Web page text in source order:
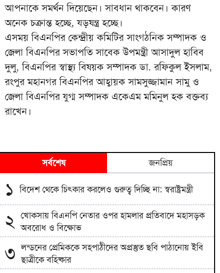
আপনাকে সমর্থন দিয়েছেন। সাবধান থাকবেন। কারণ
অনেক চক্রান্ত হচ্ছে, যড়ষন্ত্র হচ্ছে।
এসময় বিএনপির কেন্দ্রীয় কমিটির সাংগঠনিক সম্পাদক ও
জেলা বিএনপির সভাপতি সাবেক উপমন্ত্রী আসাদুল হাবিব
দুলু, বিএনপির স্বাস্থ্য বিষয়ক সম্পাদক ডা. রফিকুল ইসলাম,
রংপুর মহানগর বিএনপির আহ্বায়ক সামসুজ্জামান সামু ও
জেলা বিএনপির যুগ্ম সম্পাদক একেএম মমিনুল হক বক্তব্য
রাখেন।
সর্বশেষ জনপ্রিয়
১ বিদেশ থেকে চিৎকার করলেও গুরুত্ব দিচ্ছি না: স্বরাষ্ট্রমন্ত্রী
২
খোকসায় বিএনপি নেতার ওপর হামলার প্রতিবাদে মহাসড়ক
অবরোধ ও বিক্ষোভ
৩ লন্ডনের প্রেমিককে সহপাঠীদের অপ্রস্তুত ছবি পাঠানোয় ইবি
ছাত্রীকে বহিষ্কার